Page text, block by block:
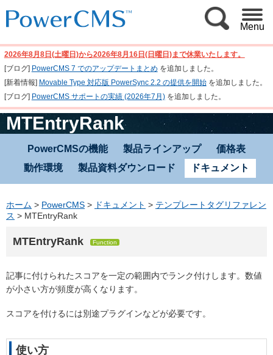
Menu
2026年8月8日(土曜日)から2026年8月16日(日曜日)まで休業いたします。
[ブログ] PowerCMS 7 でのアップデートまとめ を追加しました。
[新着情報] Movable Type 対応版 PowerSync 2.2 の提供を開始を追加しました。
[ブログ] PowerCMS サポートの実績 (2026年7月)を追加しました。
MTEntryRank
PowerCMSの機能 製品ラインアップ
価格表
動作環境
製品資料ダウンロード ドキュメント
ホーム > PowerCMS > ドキュメント > テンプレートタグリファレン
ス > MTEntryRank
MTEntryRank Function
記事に付けられたスコアを一定の範囲内でランク付けします。数値
が小さい方が頻度が高くなります。
スコアを付けるには別途プラグインなどが必要です。
使い方